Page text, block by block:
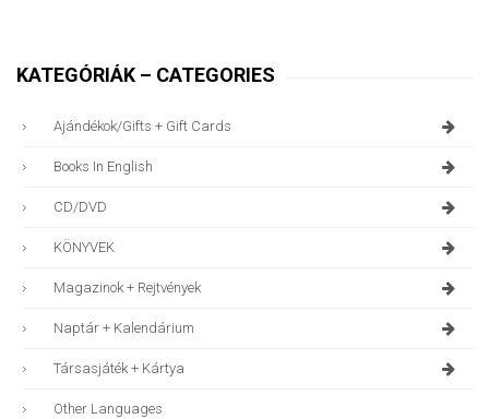
KATEGÓRIÁK – CATEGORIES
Ajándékok/gifts + Gift Cards
Books In English
CD/DVD
KÖNYVEK
Magazinok + Rejtvények
Naptár + Kalendárium
Társasjáték + Kártya
Other Languages